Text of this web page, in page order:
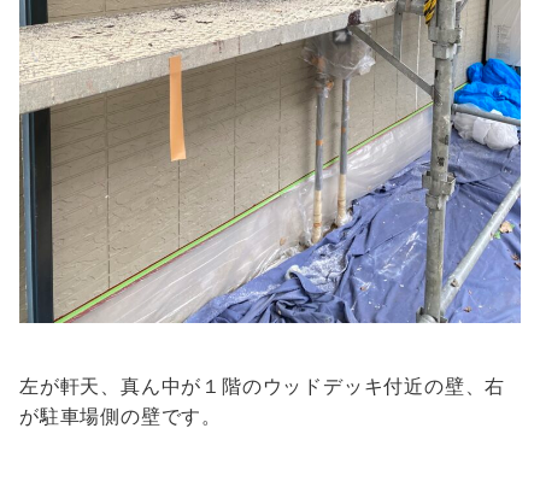
左が軒天、真ん中が１階のウッドデッキ付近の壁、右
が駐車場側の壁です。